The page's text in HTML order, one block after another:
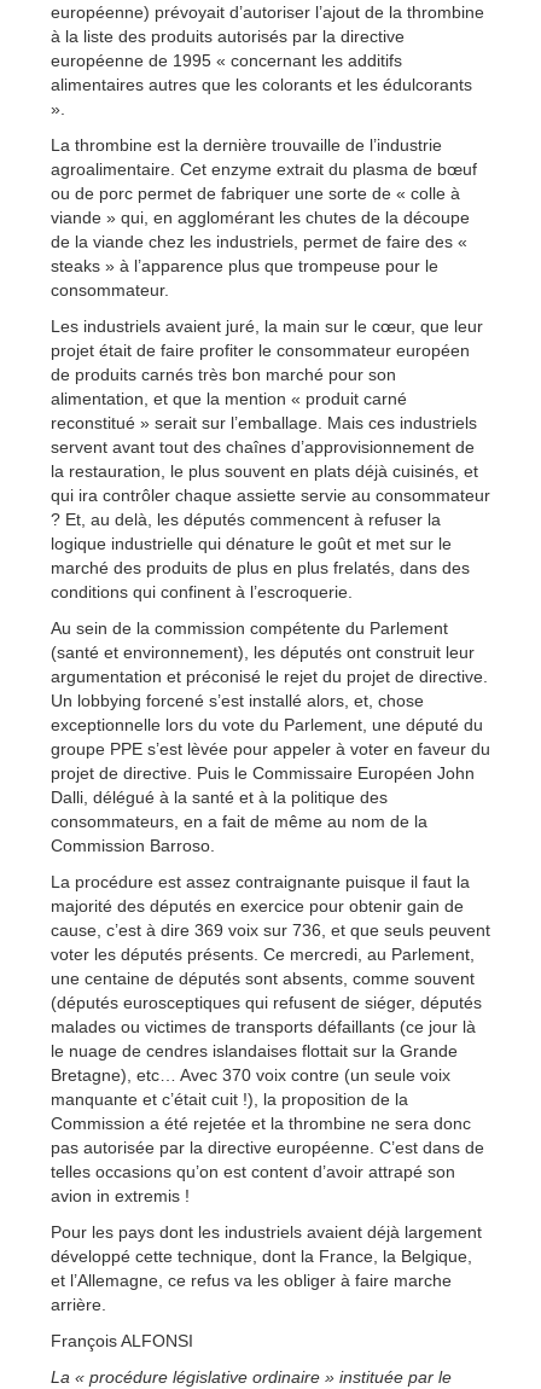
européenne) prévoyait d’autoriser l’ajout de la thrombine
à la liste des produits autorisés par la directive
européenne de 1995 « concernant les additifs
alimentaires autres que les colorants et les édulcorants
».
La thrombine est la dernière trouvaille de l’industrie
agroalimentaire. Cet enzyme extrait du plasma de bœuf
ou de porc permet de fabriquer une sorte de « colle à
viande » qui, en agglomérant les chutes de la découpe
de la viande chez les industriels, permet de faire des «
steaks » à l’apparence plus que trompeuse pour le
consommateur.
Les industriels avaient juré, la main sur le cœur, que leur
projet était de faire profiter le consommateur européen
de produits carnés très bon marché pour son
alimentation, et que la mention « produit carné
reconstitué » serait sur l’emballage. Mais ces industriels
servent avant tout des chaînes d’approvisionnement de
la restauration, le plus souvent en plats déjà cuisinés, et
qui ira contrôler chaque assiette servie au consommateur
? Et, au delà, les députés commencent à refuser la
logique industrielle qui dénature le goût et met sur le
marché des produits de plus en plus frelatés, dans des
conditions qui confinent à l’escroquerie.
Au sein de la commission compétente du Parlement
(santé et environnement), les députés ont construit leur
argumentation et préconisé le rejet du projet de directive.
Un lobbying forcené s’est installé alors, et, chose
exceptionnelle lors du vote du Parlement, une député du
groupe PPE s’est lèvée pour appeler à voter en faveur du
projet de directive. Puis le Commissaire Européen John
Dalli, délégué à la santé et à la politique des
consommateurs, en a fait de même au nom de la
Commission Barroso.
La procédure est assez contraignante puisque il faut la
majorité des députés en exercice pour obtenir gain de
cause, c’est à dire 369 voix sur 736, et que seuls peuvent
voter les députés présents. Ce mercredi, au Parlement,
une centaine de députés sont absents, comme souvent
(députés eurosceptiques qui refusent de siéger, députés
malades ou victimes de transports défaillants (ce jour là
le nuage de cendres islandaises flottait sur la Grande
Bretagne), etc… Avec 370 voix contre (un seule voix
manquante et c’était cuit !), la proposition de la
Commission a été rejetée et la thrombine ne sera donc
pas autorisée par la directive européenne. C’est dans de
telles occasions qu’on est content d’avoir attrapé son
avion in extremis !
Pour les pays dont les industriels avaient déjà largement
développé cette technique, dont la France, la Belgique,
et l’Allemagne, ce refus va les obliger à faire marche
arrière.
François ALFONSI
La « procédure législative ordinaire » instituée par le